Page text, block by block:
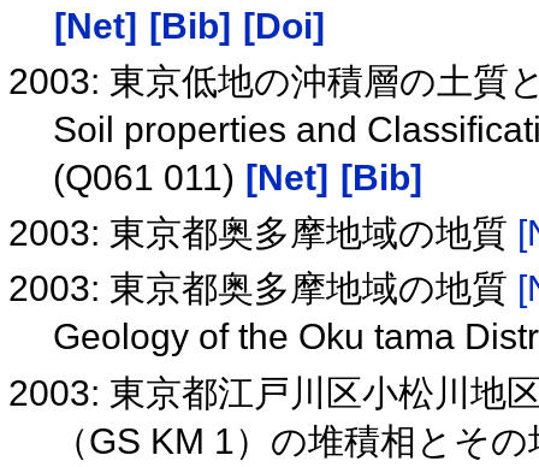
[Net]
[Bib]
[Doi]
2003: 東京低地の沖積層の土質
Soil properties and
(Q061 011) [Net]
[Bib]
2003: 東京都奥多摩地域の地質
2003: 東京都奥多摩地域の地質
Geology of the Oku tama
2003: 東京都江戸川区小松川地
（GS KM 1）の堆積相とそ